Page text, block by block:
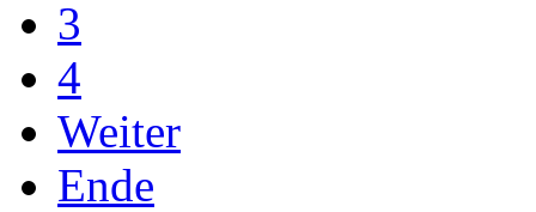
3
4
Weiter
Ende